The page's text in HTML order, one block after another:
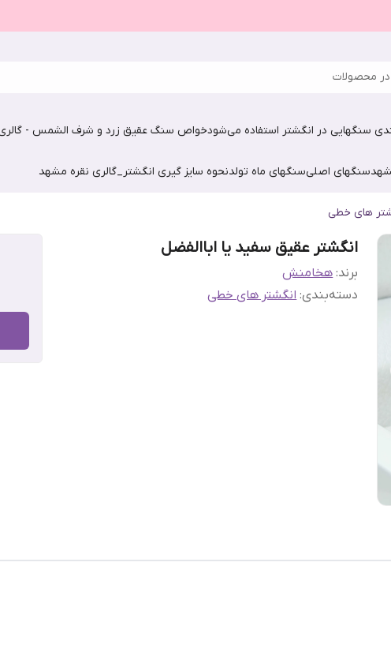
محصولات
سنگهایی در انگشتر استفاده می‌شودخواص سنگ عقیق زرد و شرف الشمس -
سنگهای اصلیسنگهای ماه تولدنحوه سایز گیری انگشتر_گالری نقره مشهد
های خطی
انگشتر عقیق سفید یا اباالفضل
برند: هخامنش
دسته‌بندی:انگشتر های خطی